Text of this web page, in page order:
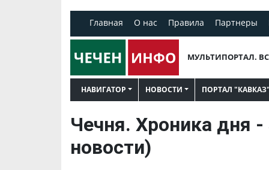
Главная О нас Правила Партнеры
МУЛЬТИПОРТАЛ.
НАВИГАТОР НОВОСТИ ПОРТАЛ "КАВКАЗ"
Чечня. Хроника дня
новости)